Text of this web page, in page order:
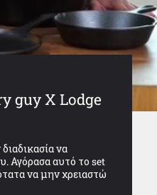
guy X Lodge
να
Αγόρασα αυτό το set
να μην χρειαστώ